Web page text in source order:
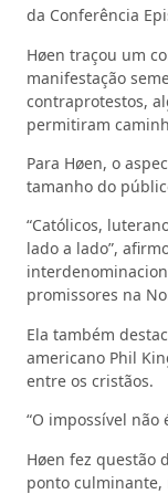
da Conferência
Høen traçou um
manifestação
contraprotestos,
permitiram
Para Høen, o
tamanho do
“Católicos,
lado a lado”,
promissores na
Ela também
americano Phil
entre os cristãos.
“O impossível não
Høen fez questão
ponto culminante,